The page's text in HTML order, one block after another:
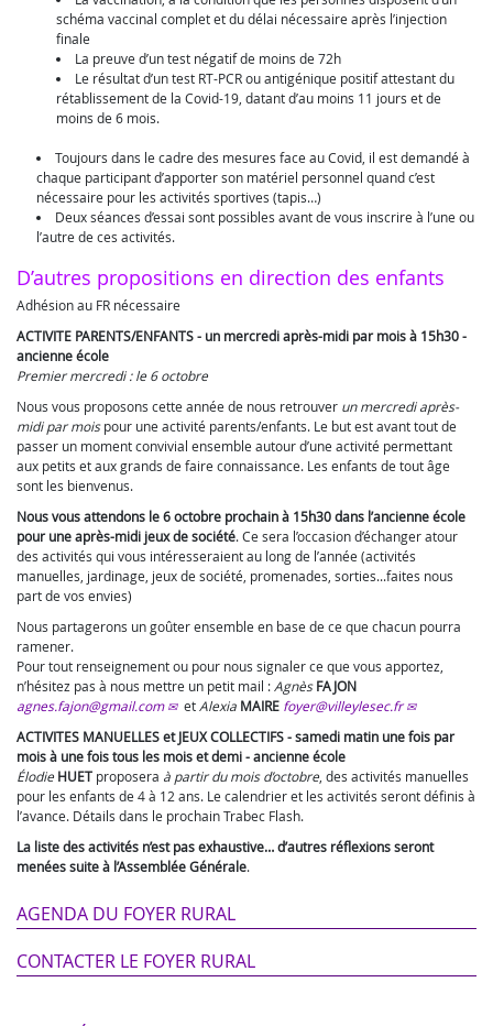
schéma vaccinal complet et du délai nécessaire après l’injection
finale
La preuve d’un test négatif de moins de 72h
Le résultat d’un test RT-PCR ou antigénique positif attestant du
rétablissement de la Covid-19, datant d’au moins 11 jours et de
moins de 6 mois.
Toujours dans le cadre des mesures face au Covid, il est demandé à
chaque participant d’apporter son matériel personnel quand c’est
nécessaire pour les activités sportives (tapis…)
Deux séances d’essai sont possibles avant de vous inscrire à l’une ou
l’autre de ces activités.
D’autres propositions en direction des enfants
Adhésion au FR nécessaire
ACTIVITE PARENTS/ENFANTS - un mercredi après-midi par mois à 15h30 -
ancienne école
Premier mercredi : le 6 octobre
Nous vous proposons cette année de nous retrouver un mercredi après-
midi par moispour une activité parents/enfants. Le but est avant tout de
passer un moment convivial ensemble autour d’une activité permettant
aux petits et aux grands de faire connaissance. Les enfants de tout âge
sont les bienvenus.
Nous vous attendons le 6 octobre prochain à 15h30 dans l’ancienne école
pour une après-midi jeux de société. Ce sera l’occasion d’échanger atour
des activités qui vous intéresseraient au long de l’année (activités
manuelles, jardinage, jeux de société, promenades, sorties...faites nous
part de vos envies)
Nous partagerons un goûter ensemble en base de ce que chacun pourra
ramener.
Pour tout renseignement ou pour nous signaler ce que vous apportez,
n’hésitez pas à nous mettre un petit mail : Agnès FAJON
agnes.fajon@gmail.com
et Alexia MAIRE foyer@villeylesec.fr
ACTIVITES MANUELLES et JEUX COLLECTIFS - samedi matin une fois par
mois à une fois tous les mois et demi - ancienne école
Élodie HUET proposera à partir du mois d’octobre , des activités manuelles
pour les enfants de 4 à 12 ans. Le calendrier et les activités seront définis à
l’avance. Détails dans le prochain Trabec Flash.
La liste des activités n’est pas exhaustive… d’autres réflexions seront
menées suite à l’Assemblée Générale.
AGENDA DU FOYER RURAL
CONTACTER LE FOYER RURAL